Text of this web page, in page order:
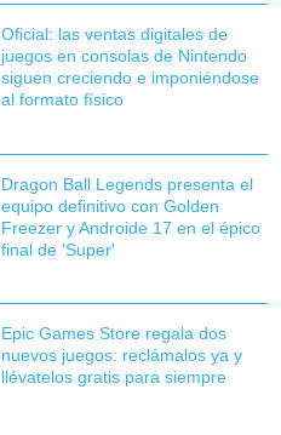
Oficial: las ventas digitales de
juegos en consolas de Nintendo
siguen creciendo e imponiéndose
al formato físico
Dragon Ball Legends presenta el
equipo definitivo con Golden
Freezer y Androide 17 en el épico
final de 'Super'
Epic Games Store regala dos
nuevos juegos: reclámalos ya y
llévatelos gratis para siempre